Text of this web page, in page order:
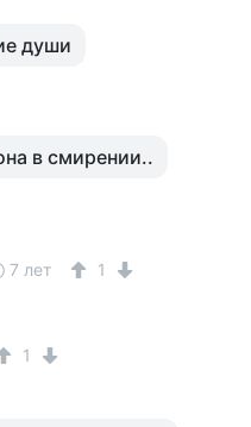
души
в смирении..
7 лет 1
1